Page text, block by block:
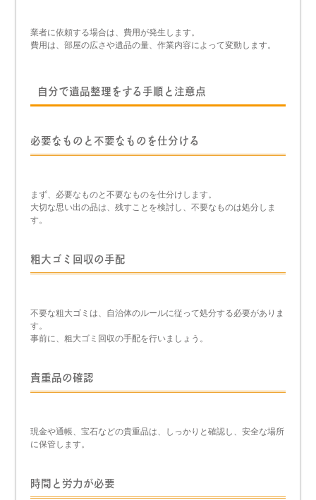
業者に依頼する場合は、費用が発生します。
費用は、部屋の広さや遺品の量、作業内容によって変動します。
自分で遺品整理をする手順と注意点
必要なものと不要なものを仕分ける
まず、必要なものと不要なものを仕分けします。
大切な思い出の品は、残すことを検討し、不要なものは処分しま
す。
粗大ゴミ回収の手配
不要な粗大ゴミは、自治体のルールに従って処分する必要がありま
す。
事前に、粗大ゴミ回収の手配を行いましょう。
貴重品の確認
現金や通帳、宝石などの貴重品は、しっかりと確認し、安全な場所
に保管します。
時間と労力が必要